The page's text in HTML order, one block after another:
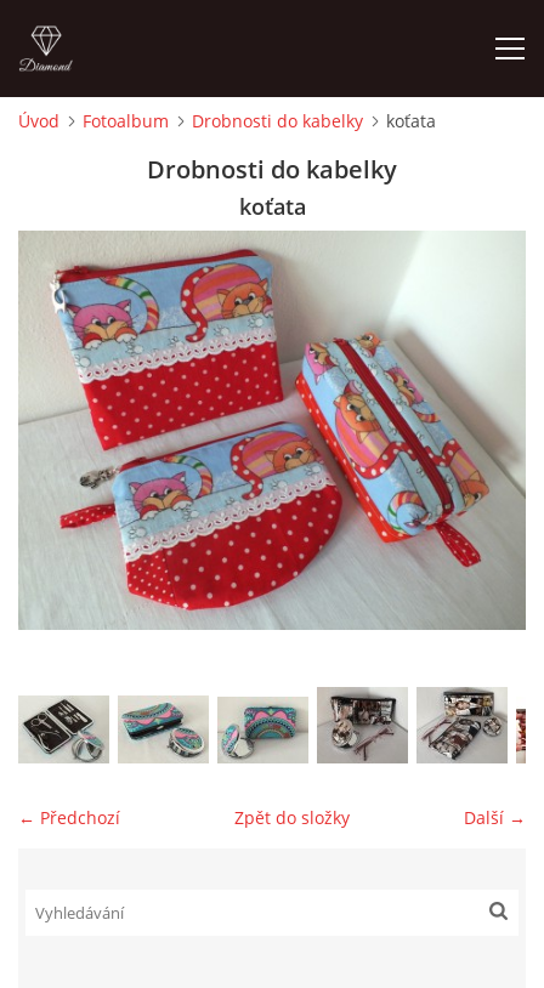
CEDULKY
MOJE POSLEDNÍ PRÁCE
Úvod Fotoalbum Drobnosti do kabelky koťata
Drobnosti do kabelky
koťata
← Předchozí Další →
Zpět do složky